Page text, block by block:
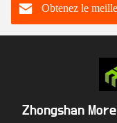
Obtenez le
Zhongshan